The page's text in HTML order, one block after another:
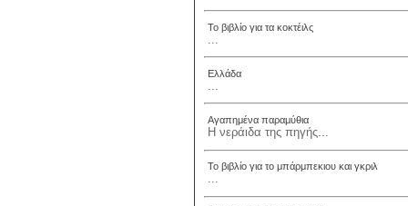
Το βιβλίο για τα κοκτέιλς
Ελλάδα
Αγαπημένα παραμύθια
Η νεράιδα της πηγής...
Το βιβλίο για το μπάρμπεκιου και γκριλ
...